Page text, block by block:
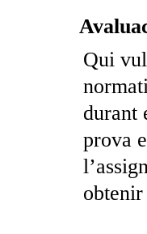
Qui
durant
prova